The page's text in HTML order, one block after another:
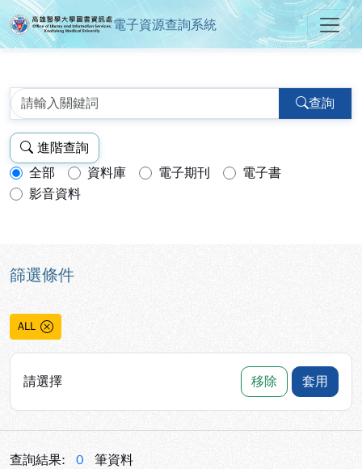
高雄醫學大學圖書資訊處電子資
電子資源查詢系統
查詢
進階查詢
查詢模式：
全部 資料庫 電子期刊
電子書
影音資料
篩選條件
ALL
請選擇 移除 套用
查詢結果: 0 筆資料